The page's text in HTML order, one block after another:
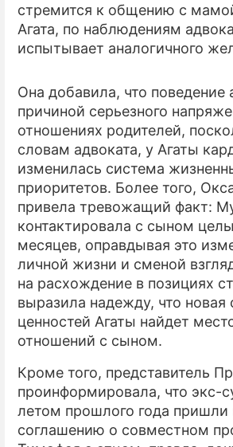
стремится к общению с
Агата, по наблюдениям
испытывает аналогичного
Она добавила, что поведение
причиной серьезного
отношениях родителей,
словам адвоката, у Агаты
изменилась система
приоритетов. Более того,
привела тревожащий факт:
контактировала с сыном
месяцев, оправдывая это
личной жизни и сменой
на расхождение в позициях
выразила надежду, что новая
ценностей Агаты найдет
отношений с сыном.
Кроме того, представитель
проинформировала, что экс-
летом прошлого года пришли
соглашению о совместном